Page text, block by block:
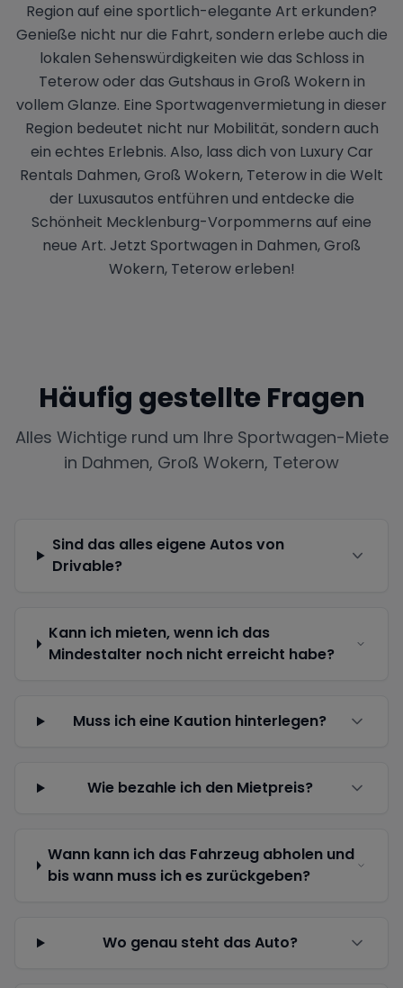
Region auf eine sportlich-elegante Art erkunden?
Genieße nicht nur die Fahrt, sondern erlebe auch die
lokalen Sehenswürdigkeiten wie das Schloss in
Teterow oder das Gutshaus in Groß Wokern in
vollem Glanze. Eine Sportwagenvermietung in dieser
Region bedeutet nicht nur Mobilität, sondern auch
ein echtes Erlebnis. Also, lass dich von Luxury Car
Rentals Dahmen, Groß Wokern, Teterow in die Welt
der Luxusautos entführen und entdecke die
Schönheit Mecklenburg-Vorpommerns auf eine
neue Art. Jetzt Sportwagen in Dahmen, Groß
Wokern, Teterow erleben!
Häufig gestellte Fragen
Alles Wichtige rund um Ihre Sportwagen-Miete
in Dahmen, Groß Wokern, Teterow
Sind das alles eigene Autos von
Drivable?
Kann ich mieten, wenn ich das
Mindestalter noch nicht erreicht habe?
Muss ich eine Kaution hinterlegen?
Wie bezahle ich den Mietpreis?
Wann kann ich das Fahrzeug abholen und
bis wann muss ich es zurückgeben?
Wo genau steht das Auto?